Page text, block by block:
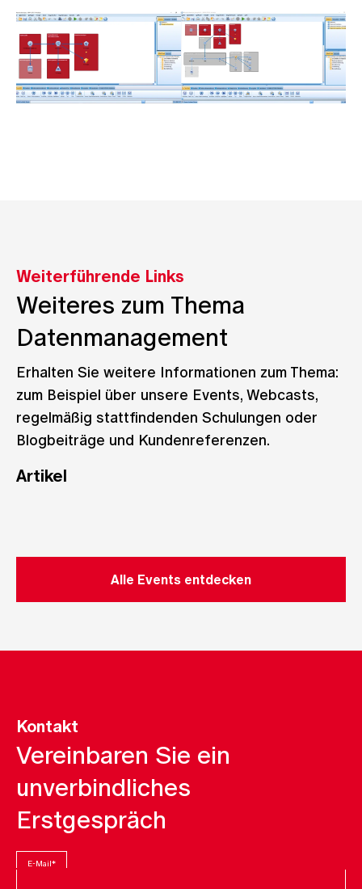
Weiterführende Links
Weiteres zum Thema
Datenmanagement
Erhalten Sie weitere Informationen zum Thema:
zum Beispiel über unsere Events, Webcasts,
regelmäßig stattfindenden Schulungen oder
Blogbeiträge und Kundenreferenzen.
Artikel
Alle Events entdecken
Kontakt
Vereinbaren Sie ein
unverbindliches
Erstgespräch
E-Mail*